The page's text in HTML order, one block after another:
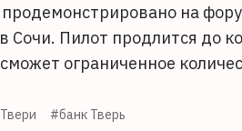
на
Сочи. Пилот продлится до
ограниченное
#банк Тверь